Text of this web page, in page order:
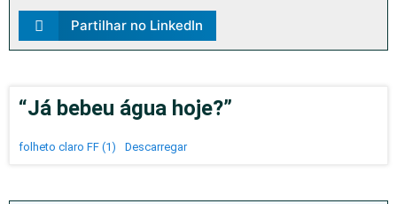
Partilhar no LinkedIn
“Já bebeu água hoje?”
folheto claro FF (1) Descarregar